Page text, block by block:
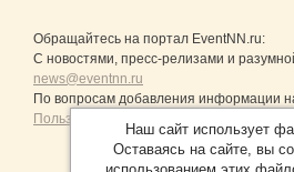
Обращайтесь на портал EventNN.ru:
С новостями, пресс-релизами и
news@eventnn.ru
По вопросам добавления информации
Пользовательское Соглашение и
Наш сайт использует
Оставаясь на сайте, вы